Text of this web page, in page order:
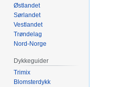
Østlandet
Sørlandet
Vestlandet
Trøndelag
Nord-Norge
Dykkeguider
Trimix
Blomsterdykk